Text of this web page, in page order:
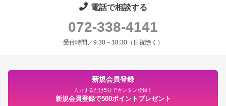
電話で相談する
072-338-4141
受付時間／9:30～18:30（日祝除く）
新規会員登録
入力するだけ5分でカンタン登録！
新規会員登録で500ポイントプレゼント